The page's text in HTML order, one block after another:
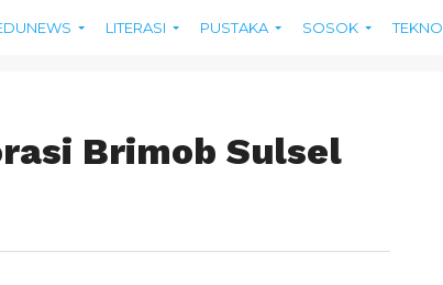
LITERASI PUSTAKA SOSOK TEKNO
Brimob Sulsel